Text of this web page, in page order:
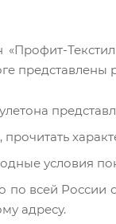
«Профит-
условия
по всей России
адресу.